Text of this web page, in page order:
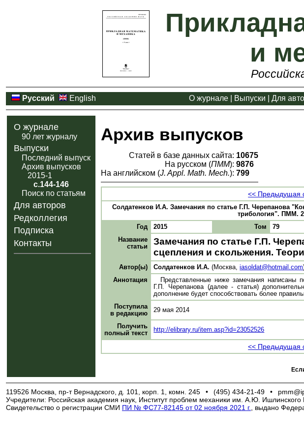
и
Русский English О журнале Выпуски Для
О журнале
90 лет журналу
Выпуски
Последний выпуск
Архив выпусков
2015-1
с.144-146
Поиск по статьям
Для авторов
Редколлегия
Подписка
Контакты
Архив выпусков
Статей в базе данных сайта: 10675
На русском (ПММ): 9876
На английском (J. Appl. Math. Mech.): 799
<< Предыдущая
Солдатенков И.А. Замечания по статье Г.П. Черепанова
трибология". ПММ.
Год
2015 Том 79
Название
статьи
Замечания по статье Г.П.
сцепления и скольжения.
Автор(ы) Солдатенков И.А. (Москва,iasoldat@hotmail.com
Аннотация
Представленные ниже замечания
Г.П. Черепанова (далее - статья)
дополнение будет способствовать более
Поступила
в редакцию
29 мая 2014
Получить
полный текст
http://elibrary.ru/item.asp?id=23052526
<< Предыдущая
119526 Москва, пр-т Вернадского, д. 101, корп. 1, комн. 245 • (495) 434-21-49 •
Учредители: Российская академия наук, Институт проблем механики им. А.Ю. Ишлинского
Свидетельство о регистрации СМИ ПИ № ФС77-82145 от 02 ноября 2021 г. , выдано